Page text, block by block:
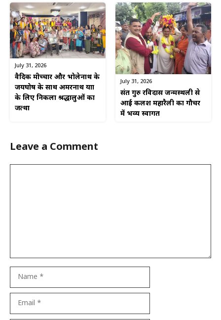
July 31, 2026
वैदिक मंत्रोच्चार और भोलेनाथ के
जयघोष के साथ अमरनाथ यात्रा
के लिए निकला श्रद्धालुओं का
जत्था
July 31, 2026
संत गुरु रविदास जन्मस्थली से
आई कलश महारैली का गौचर
में भव्य स्वागत
Leave a Comment